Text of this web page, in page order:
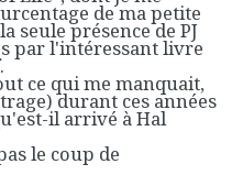
de ma petite
seule présence de PJ
par l'intéressant livre
ce qui me manquait,
durant ces années
il arrivé à Hal
le coup de